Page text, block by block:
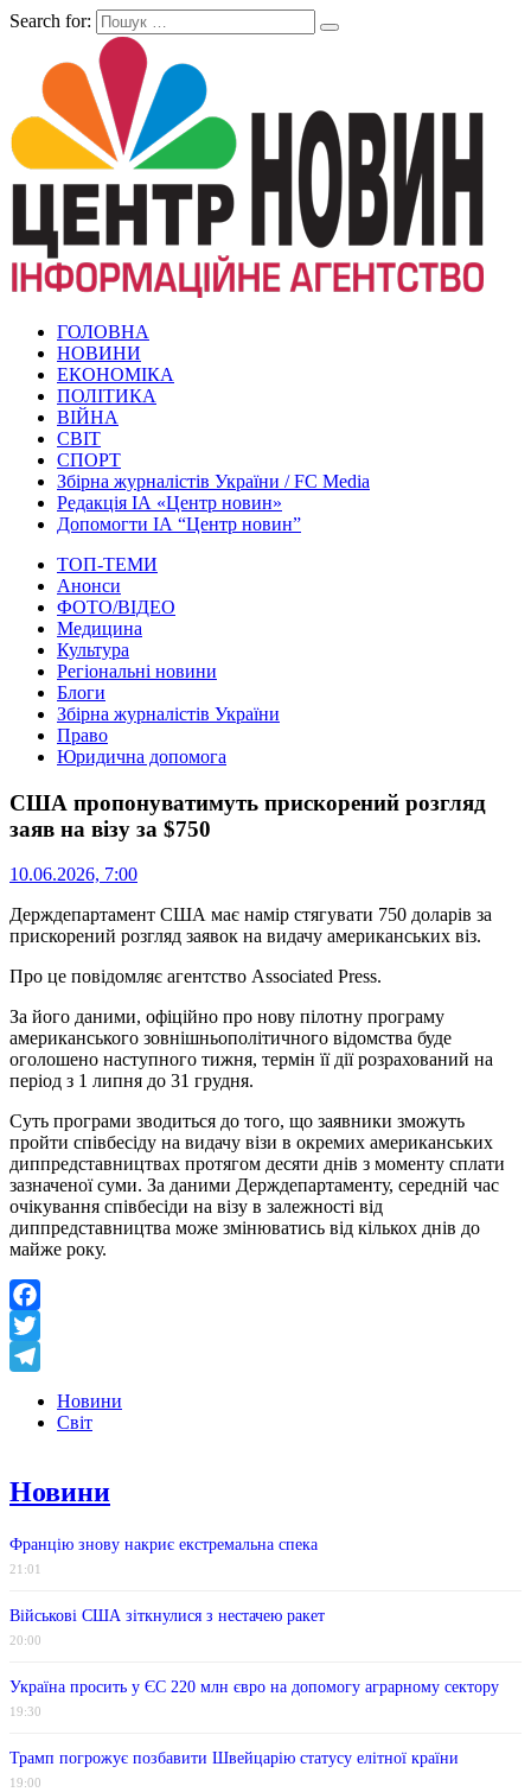
Search for:
ГОЛОВНА
НОВИНИ
ЕКОНОМІКА
ПОЛІТИКА
ВІЙНА
СВІТ
СПОРТ
Збірна журналістів України / FC Media
Редакція ІА «Центр новин»
Допомогти ІА “Центр новин”
ТОП-ТЕМИ
Анонси
ФОТО/ВІДЕО
Медицина
Культура
Регіональні новини
Блоги
Збірна журналістів України
Право
Юридична допомога
США пропонуватимуть прискорений розгляд
заяв на візу за $750
10.06.2026, 7:00
Держдепартамент США має намір стягувати 750 доларів за
прискорений розгляд заявок на видачу американських віз.
Про це повідомляє агентство Associated Press.
За його даними, офіційно про нову пілотну програму
американського зовнішньополітичного відомства буде
оголошено наступного тижня, термін її дії розрахований на
період з 1 липня до 31 грудня.
Суть програми зводиться до того, що заявники зможуть
пройти співбесіду на видачу візи в окремих американських
диппредставництвах протягом десяти днів з моменту сплати
зазначеної суми. За даними Держдепартаменту, середній час
очікування співбесіди на візу в залежності від
диппредставництва може змінюватись від кількох днів до
майже року.
Facebook
Twitter
Новини
Світ
Новини
Францію знову накриє екстремальна спека
21:01
Військові США зіткнулися з нестачею ракет
20:00
Україна просить у ЄС 220 млн євро на допомогу аграрному сектору
19:30
Трамп погрожує позбавити Швейцарію статусу елітної країни
19:00